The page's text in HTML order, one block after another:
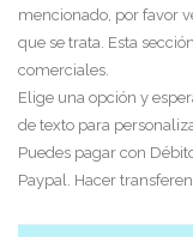
mencionado, por favor
que se trata. Esta
comerciales.
Elige una opción y
de texto para
Puedes pagar con
Paypal. Hacer